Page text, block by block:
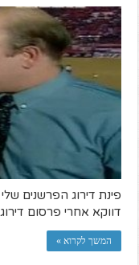
פינת דירוג הפרשנים
דווקא אחרי פרסום
המשך לקרוא »